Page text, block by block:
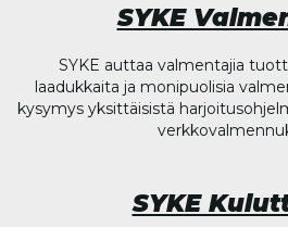
SYKE
SYKE auttaa valmentajia
laadukkaita ja monipuolisia
kysymys yksittäisistä
SYKE